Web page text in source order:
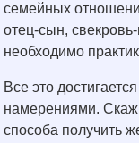
семейных
отец-сын, свекровь-
необходимо
Все это
намерениями.
способа получить